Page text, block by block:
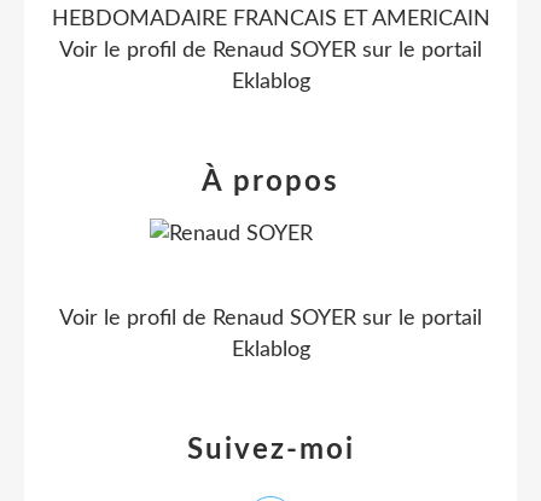
HEBDOMADAIRE FRANCAIS ET AMERICAIN
Voir le profil de Renaud SOYER sur le portail
Eklablog
Suivez-moi
À propos
Voir le profil de Renaud SOYER sur le portail
Eklablog